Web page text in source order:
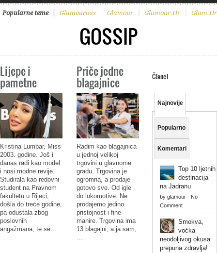
Popularne teme Glamourous Glamour Glamour.hr Glam.hr
GOSSIP
Lijepe i
pametne
Kristina Lumbar, Miss
2003. godine. Još i
danas radi kao model
i nosi modne revije.
Studirala kao redovni
student na Pravnom
fakultetu u Rijeci,
došla do treće godine,
pa odustala zbog
poslovnih
angažmana, te se…
Priče jedne
blagajnice
Radim kao blagajnica
u jednoj velikoj
trgovini u glavnome
gradu. Trgovina je
ogromna, a prodaje
gotovo sve. Od igle
do lokomotive. Ne
prodajemo jedino
pristojnost i fine
manire. Trgovina ima
13 blagajni, a ja sam,
…
Članci
Najnovije
Popularno
Komentari
Top 10 ljetnih
destinacija
na Jadranu
by glamour- No
Comment
Smokva,
voćka
neodoljivog okusa
prepuna zdravlja!